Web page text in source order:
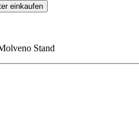
einkaufen
Stand